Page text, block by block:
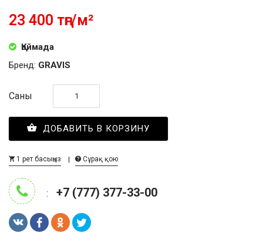
23 400 тңг/м²
Қоймада
Бренд: GRAVIS
Саны
ДОБАВИТЬ В КОРЗИНУ
1 рет басыңыз Сұрақ қою
: +7 (777) 377-33-00